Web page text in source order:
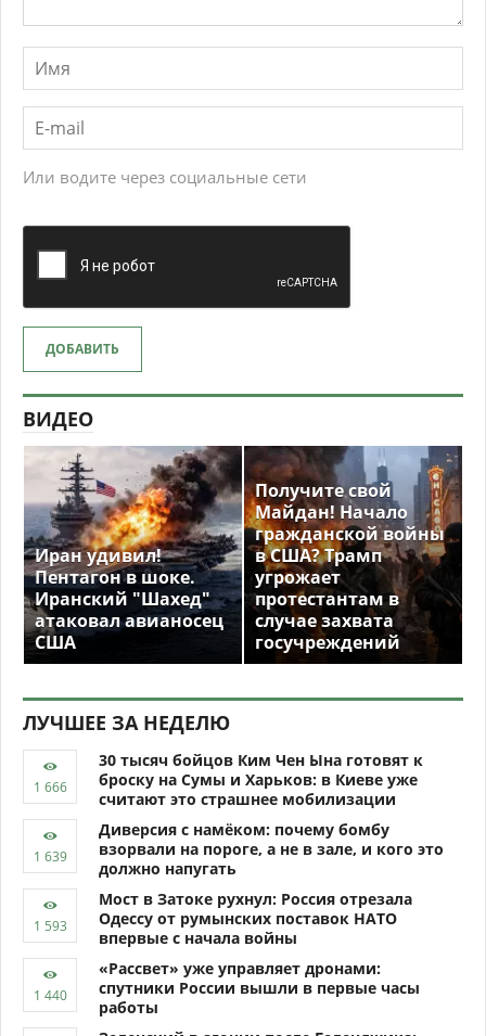
Или водите через социальные сети
ДОБАВИТЬ
ВИДЕО
Иран удивил!
Пентагон в шоке.
Иранский "Шахед"
атаковал авианосец
США
Получите свой
Майдан! Начало
гражданской войны
в США? Трамп
угрожает
протестантам в
случае захвата
госучреждений
ЛУЧШЕЕ ЗА НЕДЕЛЮ
30 тысяч бойцов Ким Чен Ына готовят к
броску на Сумы и Харьков: в Киеве уже
считают это страшнее мобилизации
Диверсия с намёком: почему бомбу
взорвали на пороге, а не в зале, и кого это
должно напугать
Мост в Затоке рухнул: Россия отрезала
Одессу от румынских поставок НАТО
впервые с начала войны
«Рассвет» уже управляет дронами:
спутники России вышли в первые часы
работы